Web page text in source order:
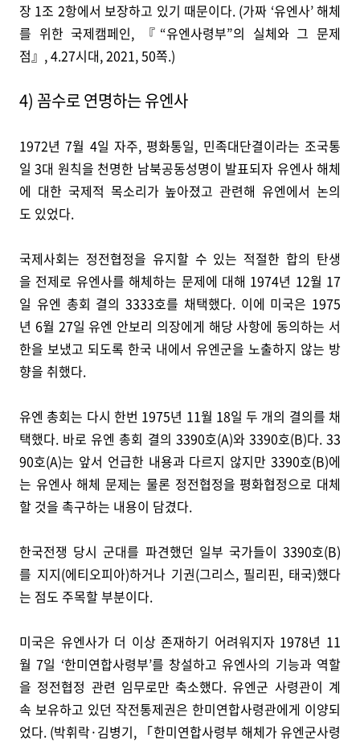
장 1조 2항에서 보장하고 있기 때문이다. (가짜 ‘유엔사’ 해체
를 위한 국제캠페인, 『“유엔사령부”의 실체와 그 문제
점』, 4.27시대, 2021, 50쪽.)
4) 꼼수로 연명하는 유엔사
1972년 7월 4일 자주, 평화통일, 민족대단결이라는 조국통
일 3대 원칙을 천명한 남북공동성명이 발표되자 유엔사 해체
에 대한 국제적 목소리가 높아졌고 관련해 유엔에서 논의
도 있었다.
국제사회는 정전협정을 유지할 수 있는 적절한 합의 탄생
을 전제로 유엔사를 해체하는 문제에 대해 1974년 12월 17
일 유엔 총회 결의 3333호를 채택했다. 이에 미국은 1975
년 6월 27일 유엔 안보리 의장에게 해당 사항에 동의하는 서
한을 보냈고 되도록 한국 내에서 유엔군을 노출하지 않는 방
향을 취했다.
유엔 총회는 다시 한번 1975년 11월 18일 두 개의 결의를 채
택했다. 바로 유엔 총회 결의 3390호(A)와 3390호(B)다. 33
90호(A)는 앞서 언급한 내용과 다르지 않지만 3390호(B)에
는 유엔사 해체 문제는 물론 정전협정을 평화협정으로 대체
할 것을 촉구하는 내용이 담겼다.
한국전쟁 당시 군대를 파견했던 일부 국가들이 3390호(B)
를 지지(에티오피아)하거나 기권(그리스, 필리핀, 태국)했다
는 점도 주목할 부분이다.
미국은 유엔사가 더 이상 존재하기 어려워지자 1978년 11
월 7일 ‘한미연합사령부’를 창설하고 유엔사의 기능과 역할
을 정전협정 관련 임무로만 축소했다. 유엔군 사령관이 계
속 보유하고 있던 작전통제권은 한미연합사령관에게 이양되
었다. (박휘락·김병기, 「한미연합사령부 해체가 유엔군사령